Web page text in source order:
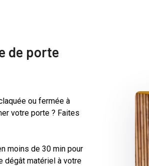
de porte
ou fermée à
votre porte ? Faites
moins de 30 min pour
dégât matériel à votre